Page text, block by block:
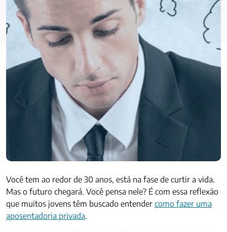
Você tem ao redor de 30 anos, está na fase de curtir a vida.
Mas o futuro chegará. Você pensa nele? É com essa reflexão
que muitos jovens têm buscado entender como fazer uma
aposentadoria privada.